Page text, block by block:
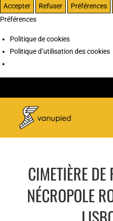
Accepter Refuser Préférences
Préférences
Politique de cookies
Politique d’utilisation des cookies
CIMETIÈRE DE
NÉCROPOLE